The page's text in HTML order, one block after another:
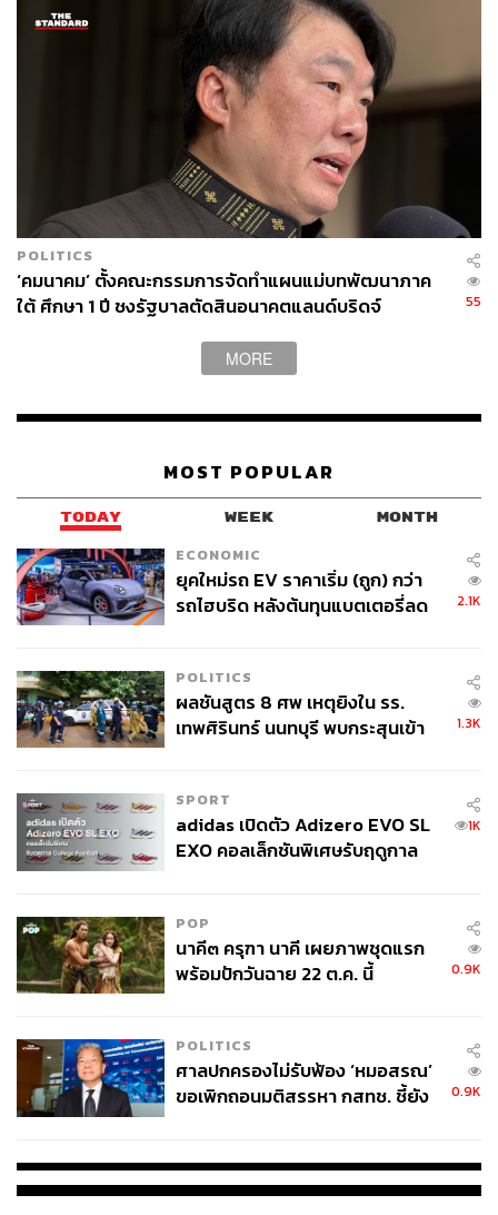
POLITICS
‘คมนาคม’ ตั้งคณะกรรมการจัดทำแผนแม่บทพัฒนาภาค
ใต้ ศึกษา 1 ปี ชงรัฐบาลตัดสินอนาคตแลนด์บริดจ์
55
MORE
MOST POPULAR
TODAY WEEK MONTH
ECONOMIC
ยุคใหม่รถ EV ราคาเริ่ม (ถูก) กว่า
รถไฮบริด หลังต้นทุนแบตเตอรี่ลด
2.1K
POLITICS
ผลชันสูตร 8 ศพ เหตุยิงใน รร.
เทพศิรินทร์ นนทบุรี พบกระสุนเข้า
1.3K
SPORT
adidas เปิดตัว Adizero EVO SL
EXO คอลเล็กชันพิเศษรับฤดูกาล
1K
POP
นาคี๓ ครุฑา นาคี เผยภาพชุดแรก
พร้อมปักวันฉาย 22 ต.ค. นี้
0.9K
POLITICS
ศาลปกครองไม่รับฟ้อง ‘หมอสรณ’
ขอเพิกถอนมติสรรหา กสทช. ชี้ยัง
0.9K